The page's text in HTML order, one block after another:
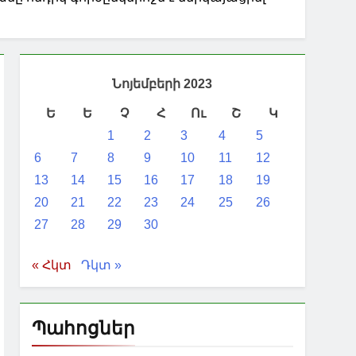
Նոյեմբերի 2023
Ե Ե Չ Հ Ու Շ
Կ
1
2 3 4
5
6
7 8 9 10 11
12
13
14 15 16 17 18
19
20
21 22 23 24 25
26
27
28 29 30
« Հկտ Դկտ »
Պահոցներ